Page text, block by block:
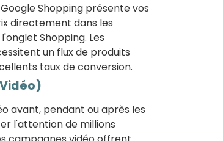
Shopping présente vos
directement dans les
Shopping. Les
un flux de produits
taux de conversion.
avant, pendant ou après les
l'attention de millions